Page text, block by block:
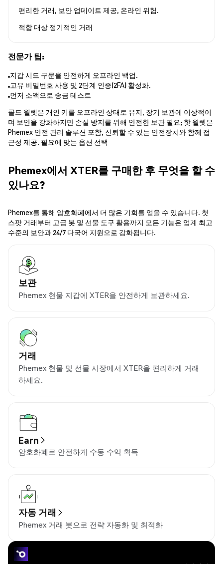
편리한 거래, 보안 업데이트 제공, 온라인 위험.
적합 대상 정기적인 거래
전문가 팁:
지갑 시드 구문을 안전하게 오프라인 백업.
고유 비밀번호 사용 및 2단계 인증(2FA) 활성화.
먼저 소액으로 송금 테스트
콜드 월렛은 개인 키를 오프라인 상태로 유지, 장기 보관에 이상적이
며 보안을 강화하지만 손실 방지를 위해 안전한 보관 필요; 핫 월렛은
Phemex 안전 관리 솔루션 포함, 신뢰할 수 있는 안전장치와 함께 접
근성 제공. 필요에 맞는 옵션 선택
Phemex에서 XTER를 구매한 후 무엇을 할 수
있나요?
Phemex를 통해 암호화폐에서 더 많은 기회를 얻을 수 있습니다. 첫
스팟 거래부터 고급 봇 및 선물 도구 활용까지 모든 기능은 업계 최고
수준의 보안과 24/7 다국어 지원으로 강화됩니다.
보관
Phemex 현물 지갑에 XTER을 안전하게 보관하세요.
거래
Phemex 현물 및 선물 시장에서 XTER을 편리하게 거래
하세요.
Earn
암호화폐로 안전하게 수동 수익 획득
자동 거래
Phemex 거래 봇으로 전략 자동화 및 최적화